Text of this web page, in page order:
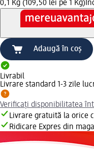
0,1 Kg (109,50 lei pe 1 Kg)
Adaugă în coș
Livrabil
Livrare standard 1-3 zile
Verificați disponibilitatea
Livrare gratuită la orice
Ridicare Expres din